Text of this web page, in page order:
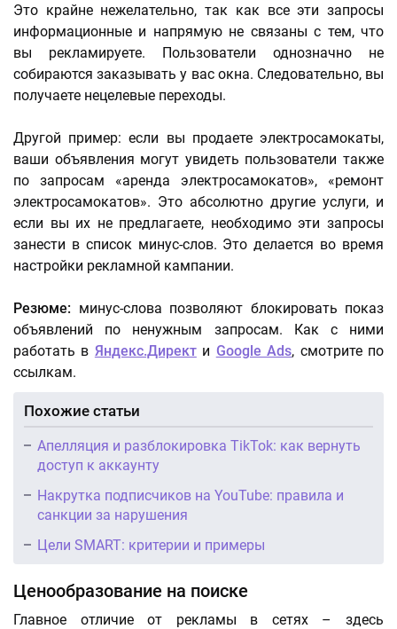
Это крайне нежелательно, так как все эти запросы
информационные и напрямую не связаны с тем, что
вы рекламируете. Пользователи однозначно не
собираются заказывать у вас окна. Следовательно, вы
получаете нецелевые переходы.
Другой пример: если вы продаете электросамокаты,
ваши объявления могут увидеть пользователи также
по запросам «аренда электросамокатов», «ремонт
электросамокатов». Это абсолютно другие услуги, и
если вы их не предлагаете, необходимо эти запросы
занести в список минус-слов. Это делается во время
настройки рекламной кампании.
Резюме: минус-слова позволяют блокировать показ
объявлений по ненужным запросам. Как с ними
работать в Яндекс.Директи Google Ads, смотрите по
ссылкам.
Похожие статьи
Апелляция и разблокировка TikTok: как вернуть
доступ к аккаунту
Накрутка подписчиков на YouTube: правила и
санкции за нарушения
Цели SMART: критерии и примеры
Ценообразование на поиске
Главное отличие от рекламы в сетях – здесь